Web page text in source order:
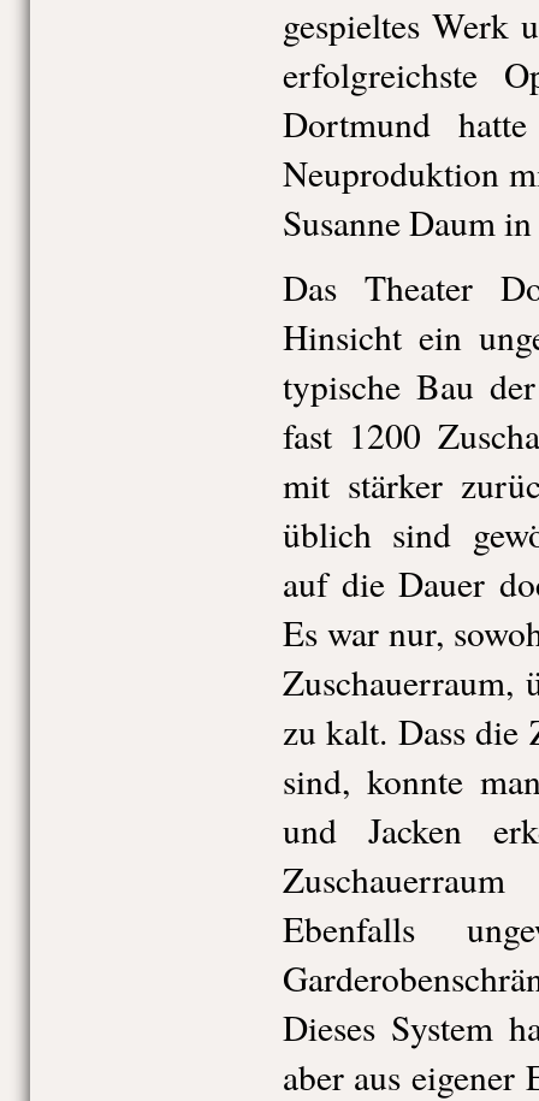
gespieltes Werk
erfolgreichste
Dortmund
Neuproduktion
Susanne Daum
Das Theater
Hinsicht ein
typische Bau
fast 1200
mit stärker
üblich sind
auf die Dauer
Es war nur,
Zuschauerraum,
zu kalt. Dass die
sind, konnte
und Jacken
Ebenfalls
Dieses System
aber aus